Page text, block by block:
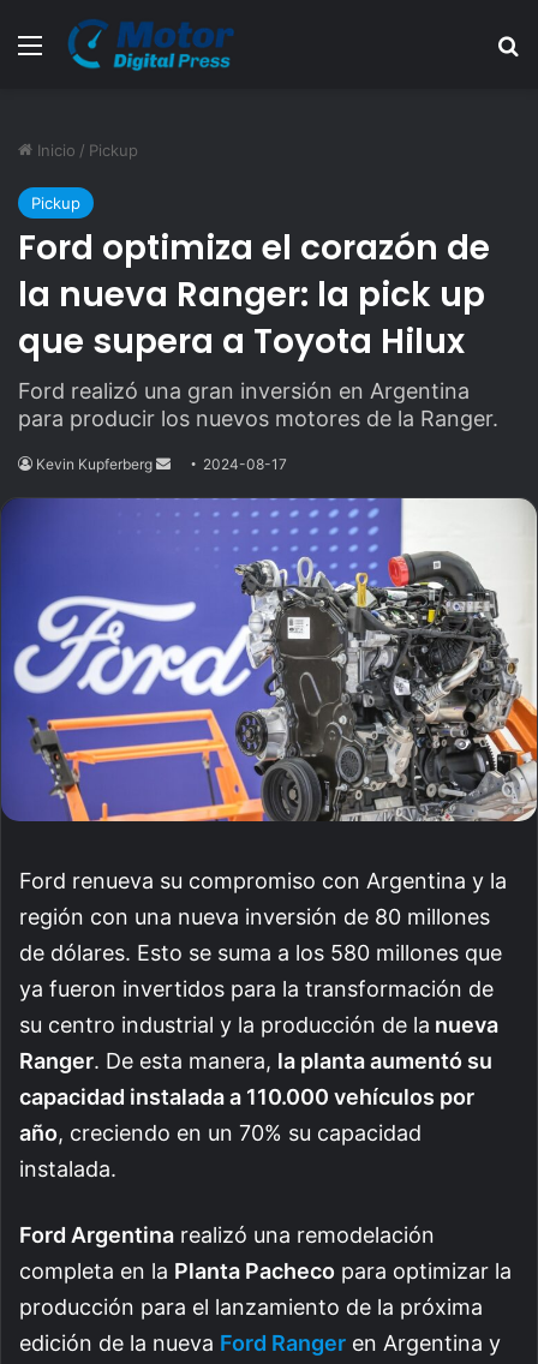
Menú
Inicio / Pickup
Pickup
Ford optimiza el corazón de
la nueva Ranger: la pick up
que supera a Toyota Hilux
Ford realizó una gran inversión en Argentina
para producir los nuevos motores de la Ranger.
Kevin Kupferberg
Send
email
2024-08-17
Ford renueva su compromiso con Argentina y la
región con una nueva inversión de 80 millones
de dólares. Esto se suma a los 580 millones que
ya fueron invertidos para la transformación de
su centro industrial y la producción de la nueva
Ranger. De esta manera, la planta aumentó su
capacidad instalada a 110.000 vehículos por
año, creciendo en un 70% su capacidad
instalada.
Ford Argentina realizó una remodelación
completa en la Planta Pacheco para optimizar la
producción para el lanzamiento de la próxima
edición de la nueva Ford Ranger en Argentina y